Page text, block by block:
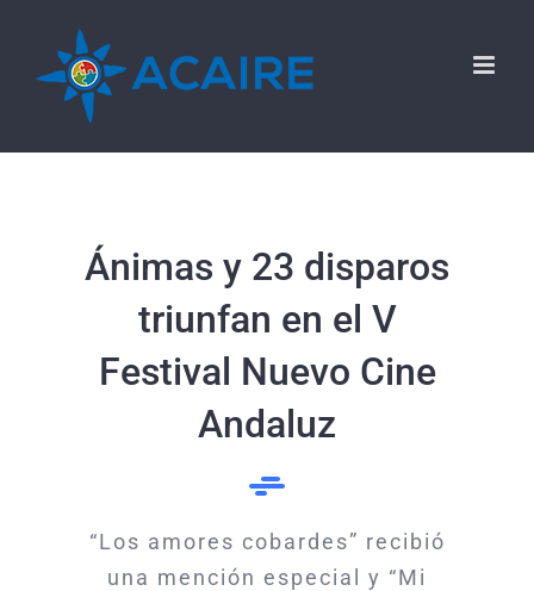
contenido
Ánimas y 23 disparos
triunfan en el V
Festival Nuevo Cine
Andaluz
“Los amores cobardes” recibió
una mención especial y “Mi